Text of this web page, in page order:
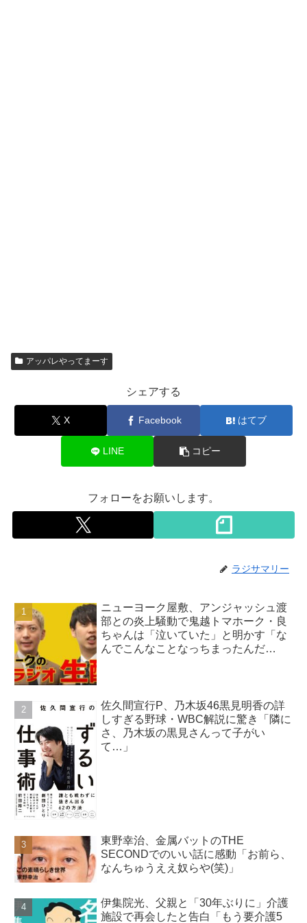
アッパレやってまーす
シェアする
X Facebook はてブ
LINE コピー
フォローをお願いします。
ラジサマリー
ニューヨーク屋敷、アンジャッシュ渡
部との炎上騒動で鬼越トマホーク・良
ちゃんは「泣いていた」と明かす「な
んでこんなことなっちまったんだ
佐久間宣行P、乃木坂46黒見明香の詳
しすぎる野球・WBC解説に驚き「隣に
さ、乃木坂の黒見さんって子がい
て…」
東野幸治、金属バットのTHE
SECONDでのいい話に感動「お前ら、
なんちゅうええ奴らや(笑)」
伊集院光、父親と「30年ぶりに」介護
施設で再会したと告白「もう要介護5